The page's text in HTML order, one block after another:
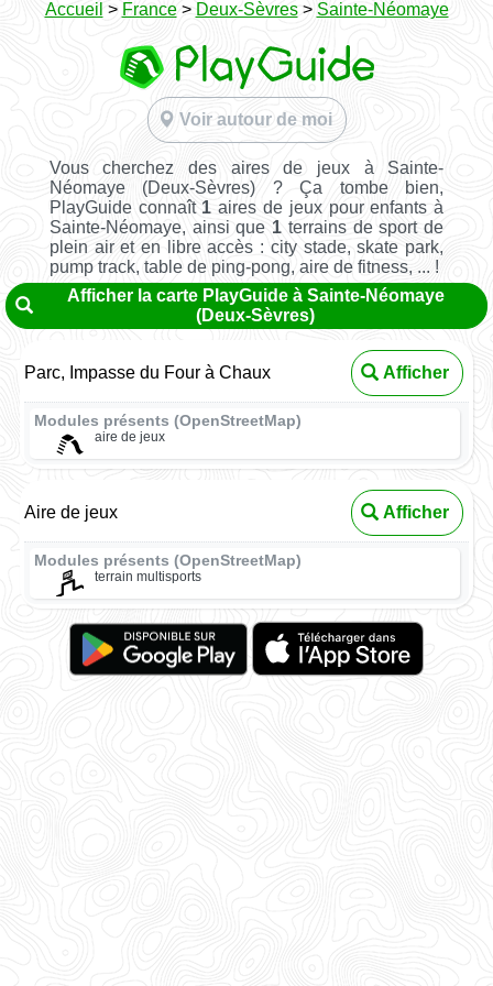
Accueil > France> Deux-Sèvres> Sainte-Néomaye
Voir autour de moi
Vous cherchez des aires de jeux à Sainte-
Néomaye (Deux-Sèvres) ? Ça tombe bien,
PlayGuide connaît 1 aires de jeux pour enfants à
Sainte-Néomaye, ainsi que 1 terrains de sport de
plein air et en libre accès : city stade, skate park,
pump track, table de ping-pong, aire de fitness, ... !
Afficher la carte PlayGuide à Sainte-Néomaye
(Deux-Sèvres)
Parc, Impasse du Four à Chaux Afficher
Modules présents (OpenStreetMap)
aire de jeux
Aire de jeux Afficher
Modules présents (OpenStreetMap)
terrain multisports